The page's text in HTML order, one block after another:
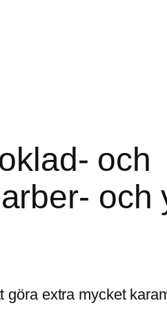
och
och
extra mycket